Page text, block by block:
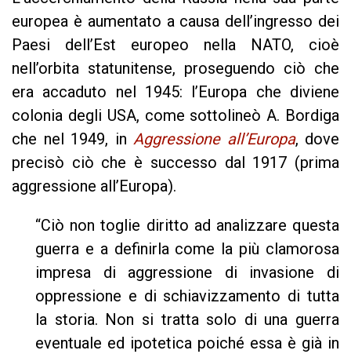
europea è aumentato a causa dell’ingresso dei
Paesi dell’Est europeo nella NATO, cioè
nell’orbita statunitense, proseguendo ciò che
era accaduto nel 1945: l’Europa che diviene
colonia degli USA, come sottolineò A. Bordiga
che nel 1949, in Aggressione all’Europa, dove
precisò ciò che è successo dal 1917 (prima
aggressione all’Europa).
“Ciò non toglie diritto ad analizzare questa
guerra e a definirla come la più clamorosa
impresa di aggressione di invasione di
oppressione e di schiavizzamento di tutta
la storia. Non si tratta solo di una guerra
eventuale ed ipotetica poiché essa è già in